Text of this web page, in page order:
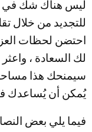
ليس هناك شك في
للتجديد من خلال
احتضن لحظات
لك السعادة ،
سيمنحك هذا مساحة
يُمكن أن يُساعدك
فيما يلي بعض